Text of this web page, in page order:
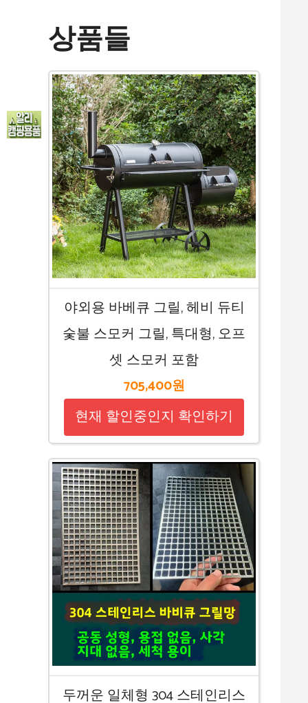
상품들
야외용 바베큐 그릴, 헤비 듀티
숯불 스모커 그릴, 특대형, 오프
셋 스모커 포함
705,400원
현재 할인중인지 확인하기
두꺼운 일체형 304 스테인리스